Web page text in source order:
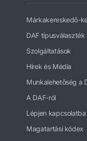
Márkakereskedő-
DAF típusválaszték
Szolgáltatások
Hírek és Média
Munkalehetőség a
A DAF-ról
Lépjen
Magatartási kódex